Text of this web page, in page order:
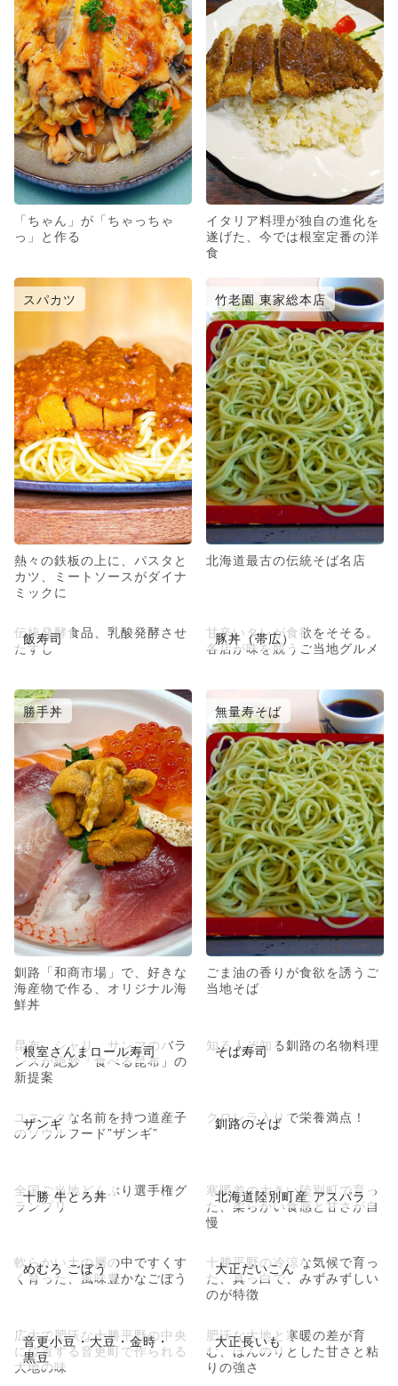
「ちゃん」が「ちゃっちゃ
っ」と作る
イタリア料理が独自の進化を
遂げた、今では根室定番の洋
食
スパカツ
熱々の鉄板の上に、パスタと
カツ、ミートソースがダイナ
ミックに
竹老園 東家総本店
北海道最古の伝統そば名店
飯寿司
伝統発酵食品、乳酸発酵させ
たすし
豚丼（帯広）
甘辛いタレが食欲をそそる。
各店が味を競うご当地グルメ
勝手丼
釧路「和商市場」で、好きな
海産物で作る、オリジナル海
鮮丼
無量寿そば
ごま油の香りが食欲を誘うご
当地そば
根室さんまロール寿司
昆布、シャリ、サンマのバラ
ンスが絶妙「食べる昆布」の
新提案
そば寿司
知る人ぞ知る釧路の名物料理
ザンギ
ユニークな名前を持つ道産子
のソウルフード”ザンギ”
釧路のそば
クロレラ入りで栄養満点！
十勝 牛とろ丼
全国ご当地どんぶり選手権グ
ランプリ
北海道陸別町産 アスパラ
寒暖差の大きい陸別町で育っ
た、柔らかい食感と甘さが自
慢
めむろ ごぼう
軟らかい土の層の中ですくす
く育った、風味豊かなごぼう
大正だいこん
十勝平野の冷涼な気候で育っ
た、真っ白で、みずみずしい
のが特徴
音更小豆・大豆・金時・
黒豆
広大で肥沃な十勝平野の中央
に位置する音更町で作られる
大地の味
大正長いも
肥沃な大地と寒暖の差が育
む、ほんのりとした甘さと粘
りの強さ